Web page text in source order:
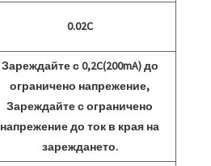
0.02C
Зареждайте с 0,2C(200mA) до
ограничено напрежение,
Зареждайте с ограничено
напрежение до ток в края на
зареждането.